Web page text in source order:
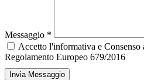
Messaggio *
Accetto l'informativa e Consenso
Regolamento Europeo 679/2016
Invia Messaggio